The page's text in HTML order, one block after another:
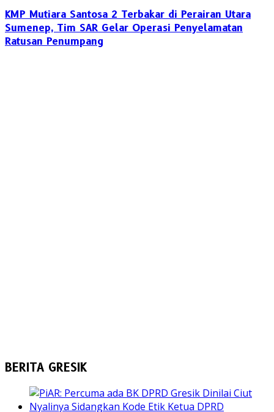
KMP Mutiara Santosa 2 Terbakar di Perairan Utara
Sumenep, Tim SAR Gelar Operasi Penyelamatan
Ratusan Penumpang
BERITA GRESIK